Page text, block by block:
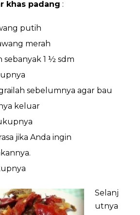
khas padang :
putih
merah
sebanyak 1 ½ sdm
sebelumnya agar bau
keluar
jika Anda ingin
Selanj
utnya